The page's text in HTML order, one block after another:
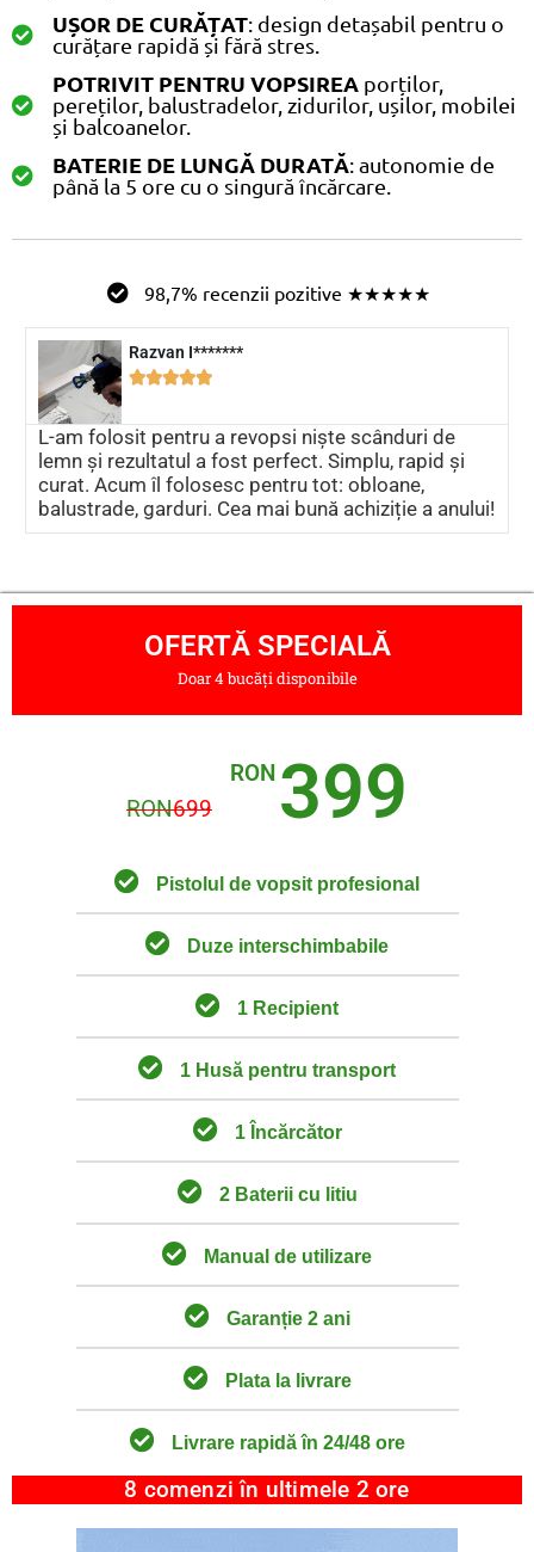
UȘOR DE CURĂȚAT: design detașabil pentru o
curățare rapidă și fără stres.
POTRIVIT PENTRU VOPSIREAporților,
pereților, balustradelor, zidurilor, ușilor, mobilei
și balcoanelor.
BATERIE DE LUNGĂ DURATĂ: autonomie de
până la 5 ore cu o singură încărcare.
98,7% recenzii pozitive ★★★★★
Razvan I*******

L-am folosit pentru a revopsi niște scânduri de
lemn și rezultatul a fost perfect. Simplu, rapid și
curat. Acum îl folosesc pentru tot: obloane,
balustrade, garduri. Cea mai bună achiziție a anului!
OFERTĂ SPECIALĂ
Doar 4 bucăți disponibile
RON699
RON 399
Pistolul de vopsit profesional
Duze interschimbabile
1 Recipient
1 Husă pentru transport
1 Încărcător
2 Baterii cu litiu
Manual de utilizare
Garanție 2 ani
Plata la livrare
Livrare rapidă în 24/48 ore
8 comenzi în ultimele 2 ore